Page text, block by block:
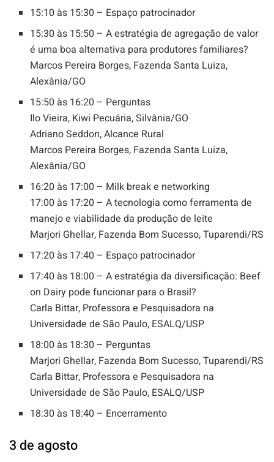
15:10 às 15:30 – Espaço patrocinador
15:30 às 15:50 – A estratégia de agregação de valor
é uma boa alternativa para produtores familiares?
Marcos Pereira Borges, Fazenda Santa Luiza,
Alexânia/GO
15:50 às 16:20 – Perguntas
Ilo Vieira, Kiwi Pecuária, Silvânia/GO
Adriano Seddon, Alcance Rural
Marcos Pereira Borges, Fazenda Santa Luiza,
Alexânia/GO
16:20 às 17:00 – Milk break e networking
17:00 às 17:20 – A tecnologia como ferramenta de
manejo e viabilidade da produção de leite
Marjori Ghellar, Fazenda Bom Sucesso, Tuparendi/RS
17:20 às 17:40 – Espaço patrocinador
17:40 às 18:00 – A estratégia da diversificação: Beef
on Dairy pode funcionar para o Brasil?
Carla Bittar, Professora e Pesquisadora na
Universidade de São Paulo, ESALQ/USP
18:00 às 18:30 – Perguntas
Marjori Ghellar, Fazenda Bom Sucesso, Tuparendi/RS
Carla Bittar, Professora e Pesquisadora na
Universidade de São Paulo, ESALQ/USP
18:30 às 18:40 – Encerramento
3 de agosto